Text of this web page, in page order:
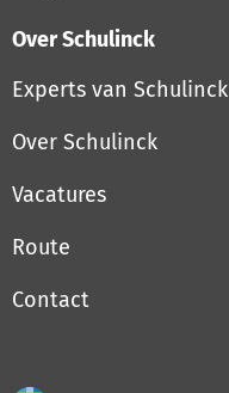
Over Schulinck
Experts van Schulinck
Over Schulinck
Vacatures
Route
Contact